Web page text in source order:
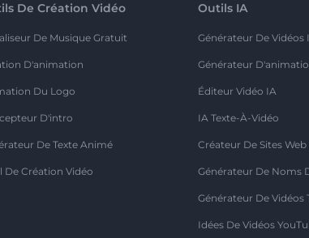
De Création Vidéo
De Musique Gratuit
D'animation
Du Logo
D'intro
De Texte Animé
De Création Vidéo
Outils IA
Générateur De Vidéos
Générateur
Éditeur Vidéo IA
IA Texte-À-Vidéo
Créateur De Sites Web
Générateur De Noms
Générateur De Vidéos
Idées De Vidéos